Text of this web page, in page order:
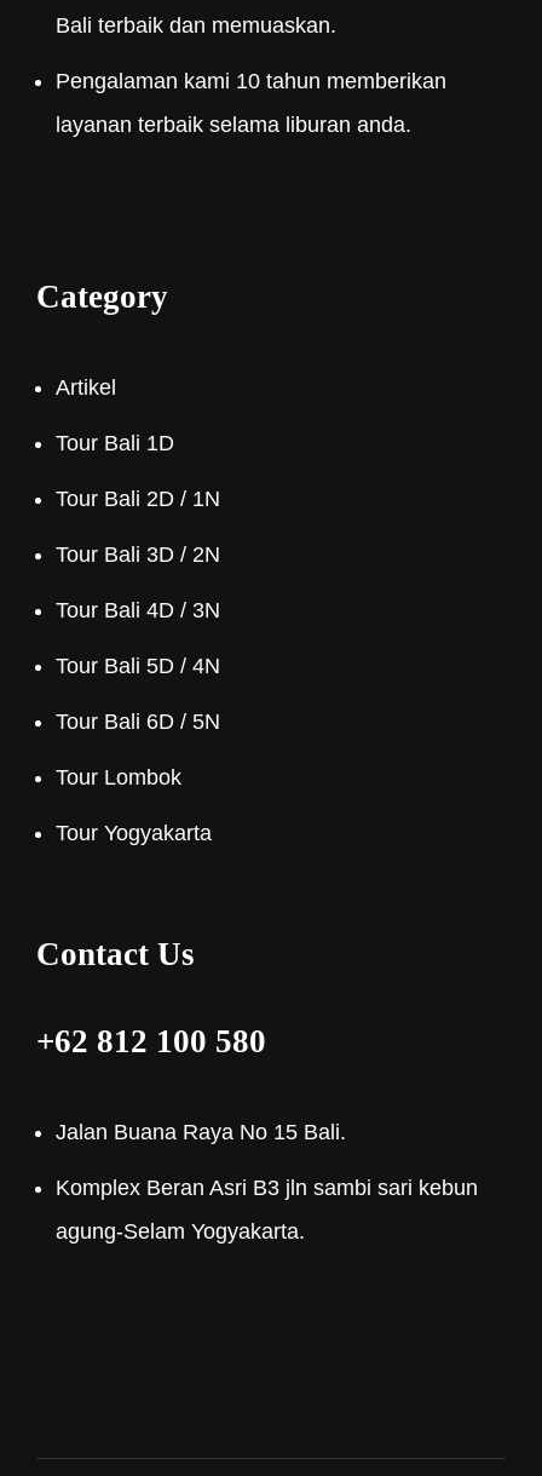
Bali terbaik dan memuaskan.
Pengalaman kami 10 tahun memberikan
layanan terbaik selama liburan anda.
Category
Artikel
Tour Bali 1D
Tour Bali 2D / 1N
Tour Bali 3D / 2N
Tour Bali 4D / 3N
Tour Bali 5D / 4N
Tour Bali 6D / 5N
Tour Lombok
Tour Yogyakarta
Contact Us
+62 812 100 580
Jalan Buana Raya No 15 Bali.
Komplex Beran Asri B3 jln sambi sari kebun
agung-Selam Yogyakarta.